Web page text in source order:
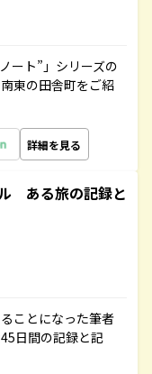
ート”」シリーズの
東の田舎町をご紹
詳細を見る
ある旅の記録と
ことになった筆者
日間の記録と記